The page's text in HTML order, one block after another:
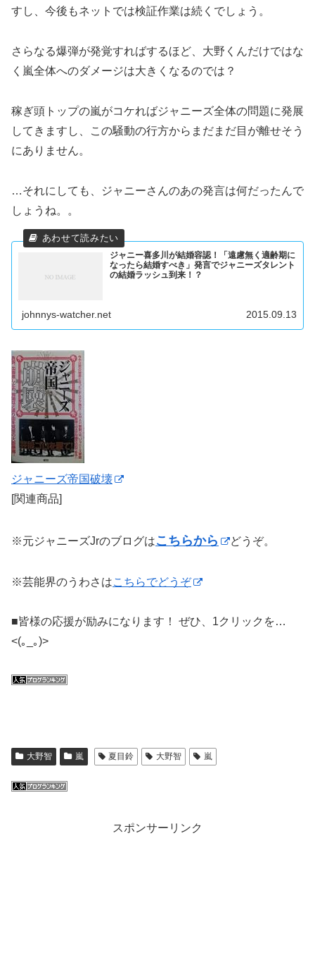
すし、今後もネットでは検証作業は続くでしょう。
さらなる爆弾が発覚すればするほど、大野くんだけではな
く嵐全体へのダメージは大きくなるのでは？
稼ぎ頭トップの嵐がコケればジャニーズ全体の問題に発展
してきますし、この騒動の行方からまだまだ目が離せそう
にありません。
…それにしても、ジャニーさんのあの発言は何だったんで
しょうね。。
ジャニー喜多川が結婚容認！「遠慮無く適齢期に
なったら結婚すべき」発言でジャニーズタレント
の結婚ラッシュ到来！？
johnnys-watcher.net 2015.09.13
ジャニーズ帝国破壊
[関連商品]
※元ジャニーズJrのブログはこちらから どうぞ。
※芸能界のうわさはこちらでどうぞ
■皆様の応援が励みになります！ ぜひ、1クリックを…
<(｡_｡)>
大野智 嵐 夏目鈴 大野智 嵐
スポンサーリンク